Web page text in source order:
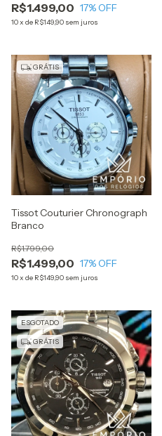
R$1.499,00 17% OFF
10x de R$149,90 sem juros
GRÁTIS
Tissot Couturier Chronograph
Branco
R$1.499,00
R$1.799,00
17% OFF
10x de R$149,90 sem juros
ESGOTADO
GRÁTIS